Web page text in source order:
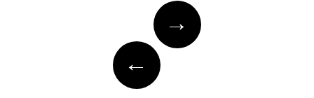
navigation
→
←